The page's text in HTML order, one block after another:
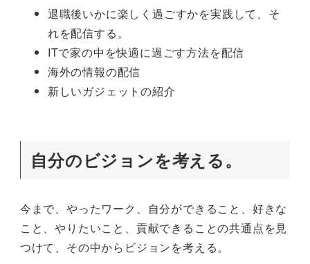
退職後いかに楽しく過ごすかを実践して、そ
れを配信する。
ITで家の中を快適に過ごす方法を配信
海外の情報の配信
新しいガジェットの紹介
自分のビジョンを考える。
今まで、やったワーク、自分ができること、好きな
こと、やりたいこと、貢献できることの共通点を見
つけて、その中からビジョンを考える。